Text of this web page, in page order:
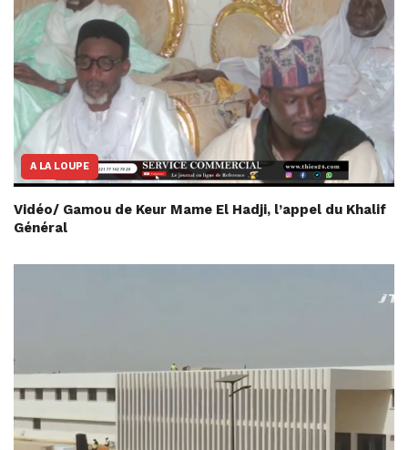
A LA LOUPE
Vidéo/ Gamou de Keur Mame El Hadji, l’appel du Khalif
Général